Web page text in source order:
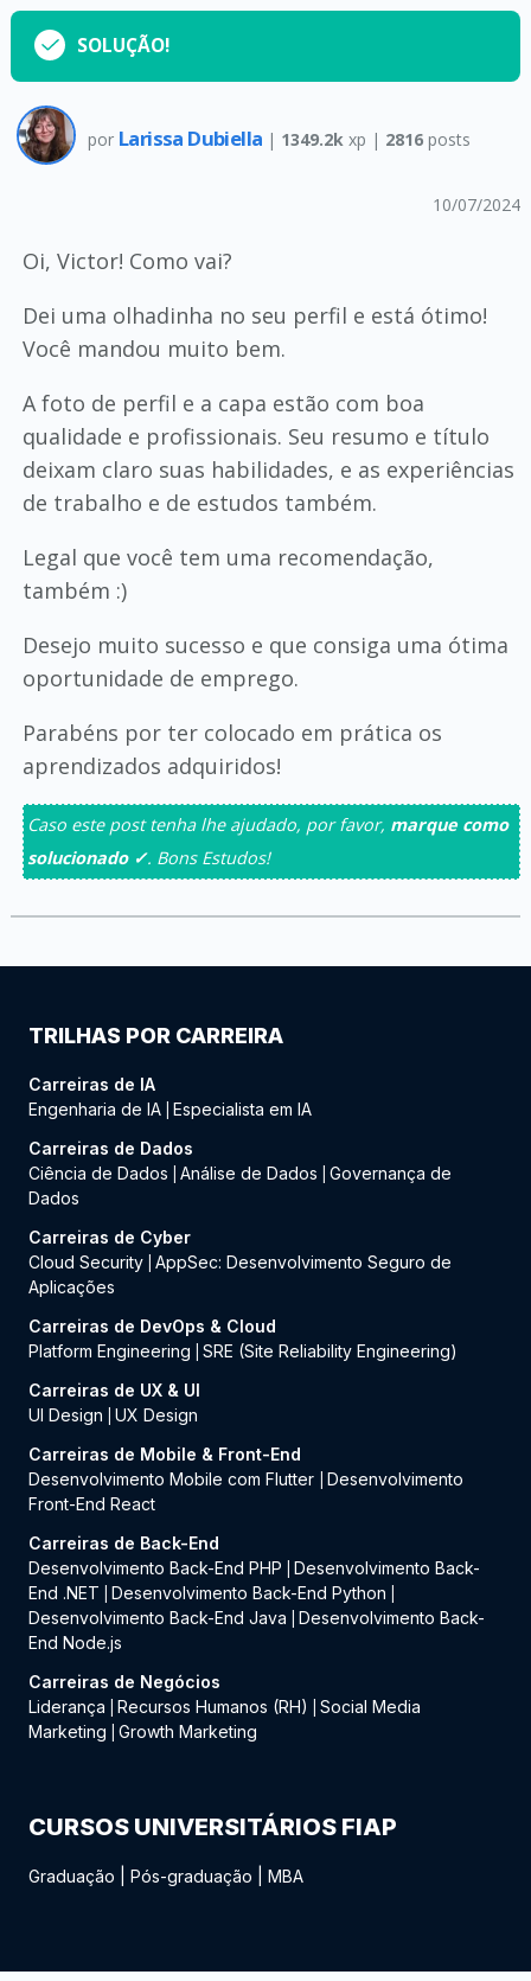
SOLUÇÃO!
por Larissa Dubiella | 1349.2k xp | 2816posts
10/07/2024
Oi, Victor! Como vai?
Dei uma olhadinha no seu perfil e está ótimo!
Você mandou muito bem.
A foto de perfil e a capa estão com boa
qualidade e profissionais. Seu resumo e título
deixam claro suas habilidades, e as experiências
de trabalho e de estudos também.
Legal que você tem uma recomendação,
também :)
Desejo muito sucesso e que consiga uma ótima
oportunidade de emprego.
Parabéns por ter colocado em prática os
aprendizados adquiridos!
Caso este post tenha lhe ajudado, por favor, marque como
solucionado ✓. Bons Estudos!
TRILHAS POR CARREIRA
Carreiras de IA
Engenharia de IA Especialista em IA
Carreiras de Dados
Ciência de Dados
Análise de Dados
Governança de
Dados
Carreiras de Cyber
Cloud Security AppSec: Desenvolvimento Seguro de
Aplicações
Carreiras de DevOps & Cloud
Platform Engineering
SRE (Site Reliability Engineering)
Carreiras de UX & UI
UI Design
UX Design
Carreiras de Mobile & Front-End
Desenvolvimento Mobile com Flutter
Desenvolvimento
Front-End React
Carreiras de Back-End
Desenvolvimento Back-End PHP
Desenvolvimento Back-
End .NET
Desenvolvimento Back-End Python
Desenvolvimento Back-End Java
Desenvolvimento Back-
End Node.js
Carreiras de Negócios
Liderança
Recursos Humanos (RH)
Social Media
Marketing
Growth Marketing
CURSOS UNIVERSITÁRIOS FIAP
Graduação Pós-graduação MBA